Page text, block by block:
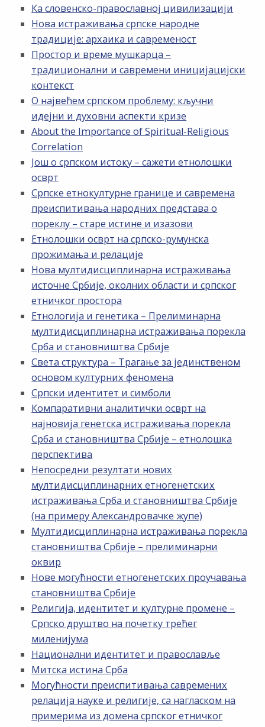
Ка словенско-православној цивилизацији
Нова истраживања српске народне
традиције: архаика и савременост
Простор и време мушкарца –
традиционални и савремени иницијацијски
контекст
О највећем српском проблему: кључни
идејни и духовни аспекти кризе
About the Importance of Spiritual-Religious
Correlation
Још о српском истоку – сажети етнолошки
осврт
Српске етнокултурне границе и савремена
преиспитивања народних представа о
пореклу – старе истине и изазови
Етнолошки осврт на српско-румунска
прожимања и релације
Нова мултидисциплинарна истраживања
источне Србије, околних области и српског
етничког простора
Етнологија и генетика – Прелиминарна
мултидисциплинарна истраживања порекла
Срба и становништва Србије
Света структура – Трагање за јединственом
основом културних феномена
Српски идентитет и симболи
Компаративни аналитички осврт на
најновија генетска истраживања порекла
Срба и становништва Србије – етнолошка
перспектива
Непосредни резултати нових
мултидисциплинарних етногенетских
истраживања Срба и становништва Србије
(на примеру Александровачке жупе)
Мултидисциплинарна истраживања порекла
становништва Србије – прелиминарни
оквир
Нове могућности етногенетских проучавања
становништва Србије
Религија, идентитет и културне промене –
Српско друштво на почетку трећег
миленијума
Национални идентитет и православље
Митска истина Срба
Могућности преиспитивања савремених
релација науке и религије, са нагласком на
примерима из домена српског етничког